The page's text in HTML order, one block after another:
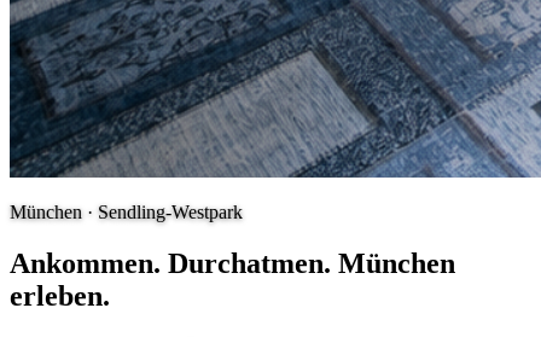
München · Sendling-Westpark
Ankommen. Durchatmen. München
erleben.